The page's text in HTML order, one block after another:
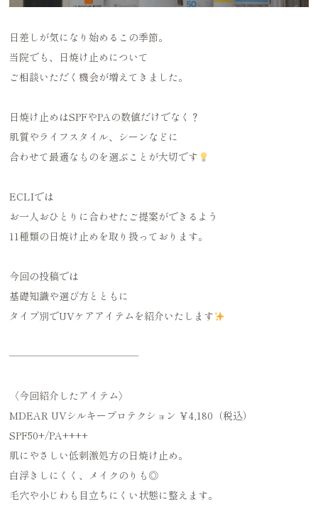
日差しが気になり始めるこの季節。
当院でも、日焼け止めについて
ご相談いただく機会が増えてきました。
日焼け止めはSPFやPAの数値だけでなく？
肌質やライフスタイル、シーンなどに
合わせて最適なものを選ぶことが大切です
ECLIでは
お一人おひとりに合わせたご提案ができるよう
11種類の日焼け止めを取り扱っております。
今回の投稿では
基礎知識や選び方とともに
タイプ別でUVケアアイテムを紹介いたします
—————————————
〈今回紹介したアイテム〉
MDEAR UVシルキープロテクション ￥4,180（税込）
SPF50+/PA++++
肌にやさしい低刺激処方の日焼け止め。
白浮きしにくく、メイクのりも◎
毛穴や小じわも目立ちにくい状態に整えます。